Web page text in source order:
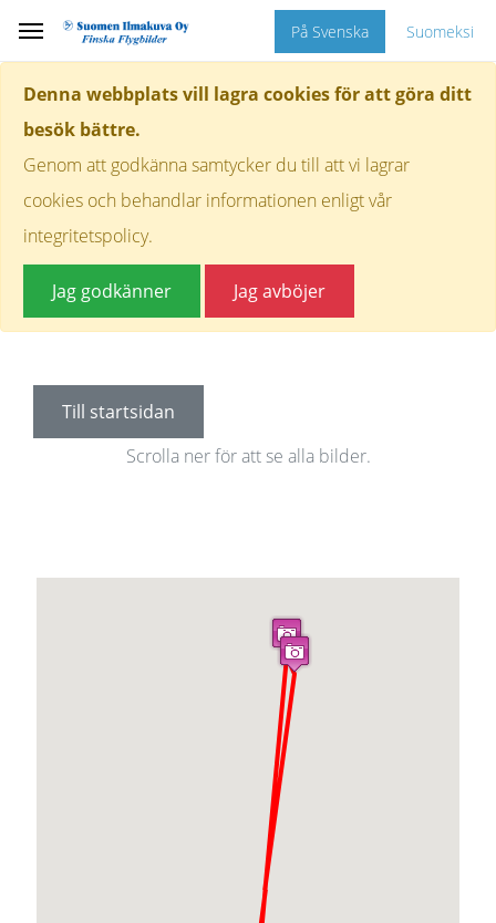
Denna webbplats vill lagra cookies för att göra ditt
besök bättre.
Genom att godkänna samtycker du till att vi lagrar
cookies och behandlar informationen enligt vår
integritetspolicy.
Jag godkänner Jag avböjer
På Svenska Suomeksi
Till startsidan
Scrolla ner för att se alla bilder.